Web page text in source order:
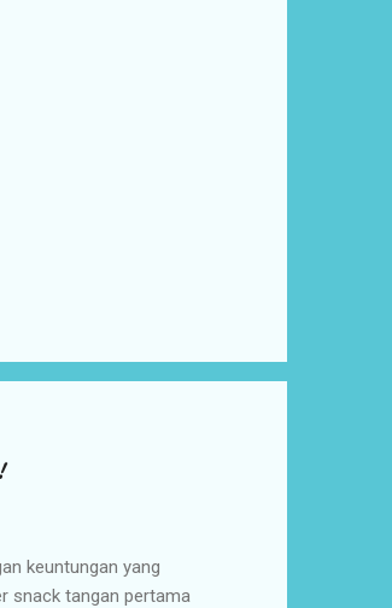
keuntungan yang
snack tangan pertama